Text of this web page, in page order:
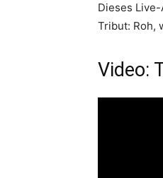
Dieses
Tribut: Roh,
Video: